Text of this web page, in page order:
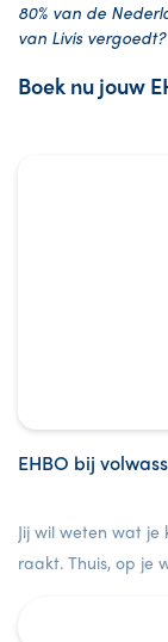
80% van de
van Livis
Boek nu jouw
EHBO bij
Jij wil weten wat
raakt. Thuis, op je